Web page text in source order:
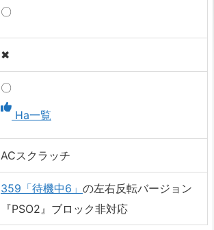
〇
✖
〇
Ha一覧
ACスクラッチ
359「待機中6」 の左右反転バージョン
『PSO2』ブロック非対応